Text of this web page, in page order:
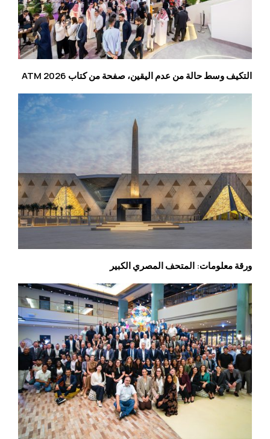
التكيف وسط حالة من عدم اليقين، صفحة من كتاب ATM 2026
ورقة معلومات: المتحف المصري الكبير